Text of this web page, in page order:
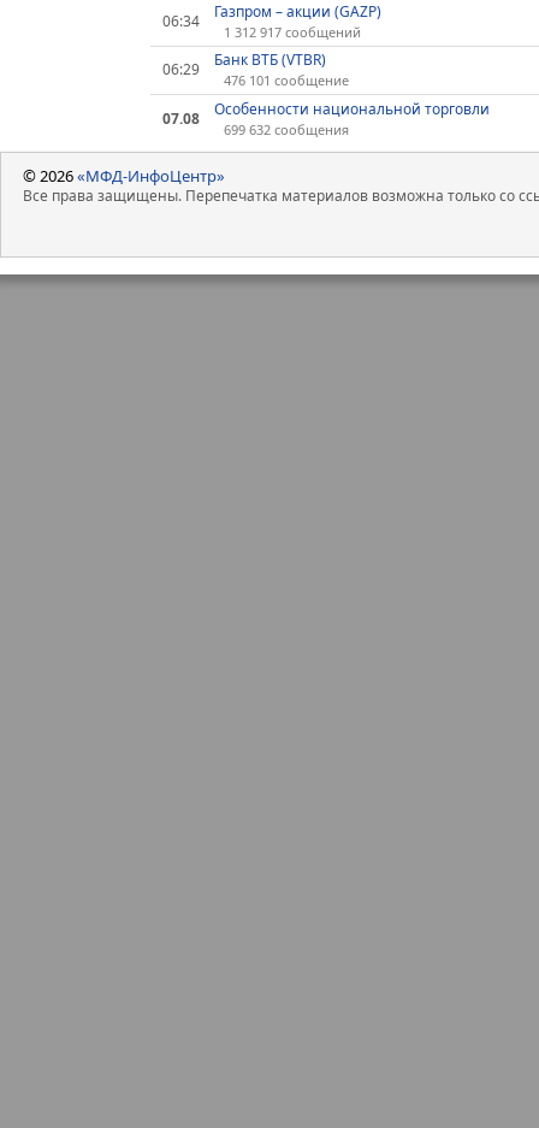
06:34
Газпром – акции (GAZP)
1 312 917 сообщений
06:29 Банк ВТБ (VTBR)
476 101 сообщение
07.08 Особенности национальной торговли
699 632 сообщения
© 2026«МФД-ИнфоЦентр»
Все права защищены. Перепечатка материалов возможна только со